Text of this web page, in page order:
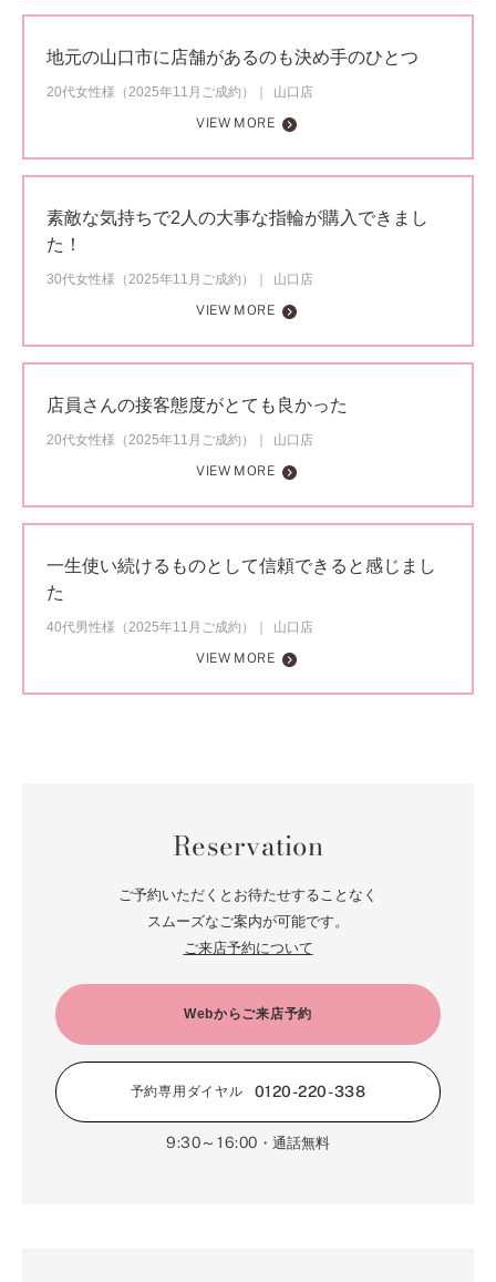
地元の山口市に店舗があるのも決め手のひとつ
20代女性様（2025年11月ご成約）
山口店
VIEW MORE
素敵な気持ちで2人の大事な指輪が購入できまし
た！
30代女性様（2025年11月ご成約）
山口店
VIEW MORE
店員さんの接客態度がとても良かった
20代女性様（2025年11月ご成約）
山口店
VIEW MORE
一生使い続けるものとして信頼できると感じまし
た
40代男性様（2025年11月ご成約）
山口店
VIEW MORE
Reservation
ご予約いただくとお待たせすることなく
スムーズなご案内が可能です。
ご来店予約について
Webからご来店予約
予約専用ダイヤル 0120-220-338
9:30～16:00 ・通話無料